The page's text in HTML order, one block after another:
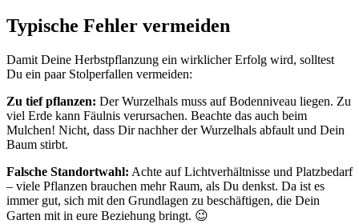
Typische Fehler vermeiden
Damit Deine Herbstpflanzung ein wirklicher Erfolg wird, solltest
Du ein paar Stolperfallen vermeiden:
Zu tief pflanzen: Der Wurzelhals muss auf Bodenniveau liegen. Zu
viel Erde kann Fäulnis verursachen. Beachte das auch beim
Mulchen! Nicht, dass Dir nachher der Wurzelhals abfault und Dein
Baum stirbt.
Falsche Standortwahl: Achte auf Lichtverhältnisse und Platzbedarf
– viele Pflanzen brauchen mehr Raum, als Du denkst. Da ist es
immer gut, sich mit den Grundlagen zu beschäftigen, die Dein
Garten mit in eure Beziehung bringt. 😉